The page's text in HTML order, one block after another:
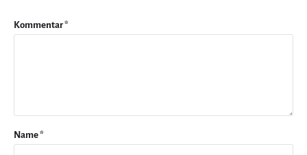
Kommentar*
Name*